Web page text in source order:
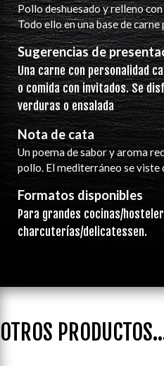
Pollo deshuesado y relleno
Todo ello en una base de carne
Sugerencias de
Una carne con personalidad
o comida con invitados. Se
verduras o ensalada
Nota de cata
Un poema de sabor y aroma
pollo. El mediterráneo se viste
Formatos disponibles
Para grandes cocinas/
charcuterías/delicatessen.
OTROS